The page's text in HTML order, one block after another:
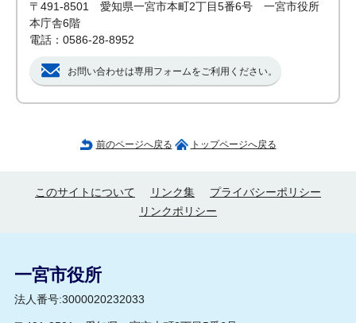
〒491-8501 愛知県一宮市本町2丁目5番6号 一宮市役所
本庁舎6階
電話：0586-28-8952
お問い合わせは専用フォームをご利用ください。
前のページへ戻る トップページへ戻る
このサイトについて リンク集
プライバシーポリシー
リンクポリシー
一宮市役所
法人番号:3000020232033